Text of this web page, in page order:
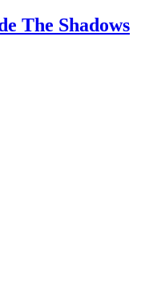
The Shadows